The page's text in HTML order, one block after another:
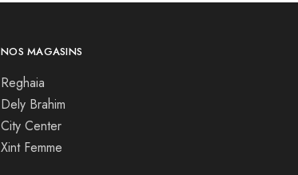
NOS MAGASINS
Reghaia
Dely Brahim
City Center
Xint Femme